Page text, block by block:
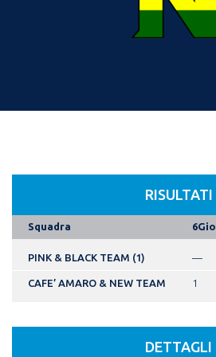
RISULTATI
Squadra 6Gio
PINK & BLACK TEAM (1) —
CAFE’ AMARO & NEW TEAM 1
DETTAGLI